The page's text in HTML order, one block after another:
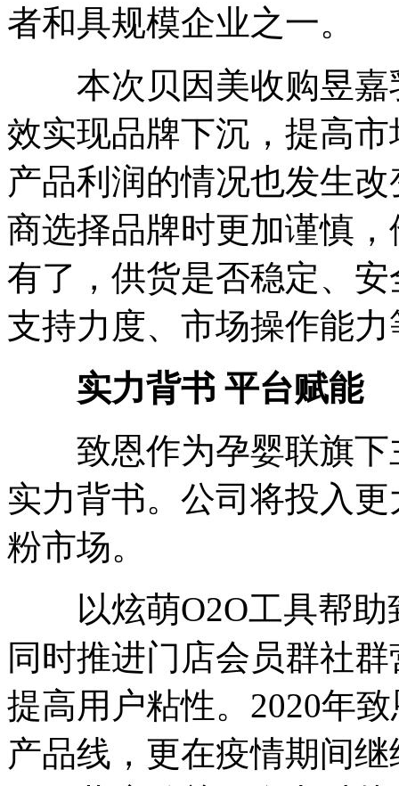
者和具规模企业之一。
本次贝因美收购昱嘉
效实现品牌下沉，提高
产品利润的情况也发生
商选择品牌时更加谨慎
有了，供货是否稳定、
支持力度、市场操作能
实力背书 平台赋能
致恩作为孕婴联旗下
实力背书。公司将投入
粉市场。
以炫萌O2O工具帮助
同时推进门店会员群社
提高用户粘性。2020年
产品线，更在疫情期间